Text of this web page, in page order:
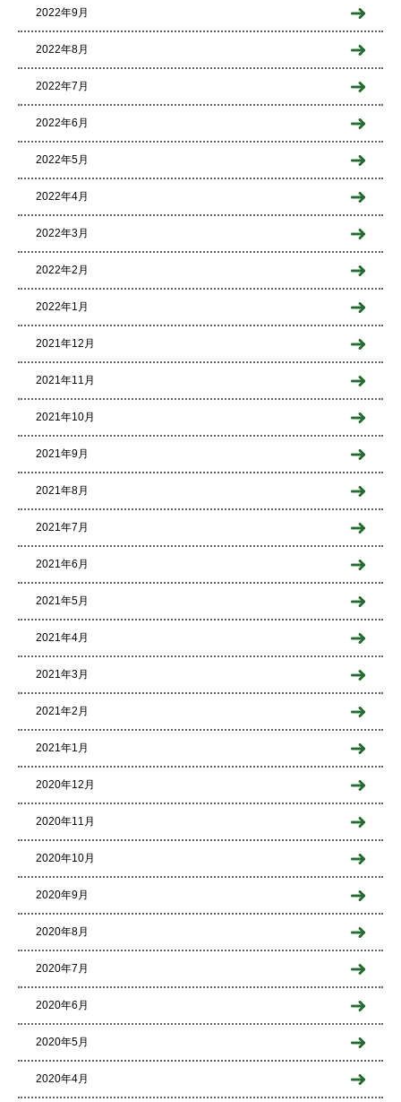
2022年9月
2022年8月
2022年7月
2022年6月
2022年5月
2022年4月
2022年3月
2022年2月
2022年1月
2021年12月
2021年11月
2021年10月
2021年9月
2021年8月
2021年7月
2021年6月
2021年5月
2021年4月
2021年3月
2021年2月
2021年1月
2020年12月
2020年11月
2020年10月
2020年9月
2020年8月
2020年7月
2020年6月
2020年5月
2020年4月